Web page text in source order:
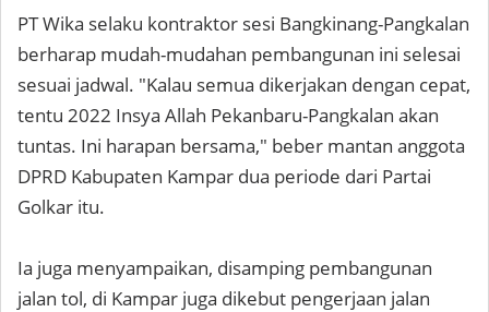
PT Wika selaku kontraktor sesi Bangkinang-Pangkalan
berharap mudah-mudahan pembangunan ini selesai
sesuai jadwal. "Kalau semua dikerjakan dengan cepat,
tentu 2022 Insya Allah Pekanbaru-Pangkalan akan
tuntas. Ini harapan bersama," beber mantan anggota
DPRD Kabupaten Kampar dua periode dari Partai
Golkar itu.
Ia juga menyampaikan, disamping pembangunan
jalan tol, di Kampar juga dikebut pengerjaan jalan